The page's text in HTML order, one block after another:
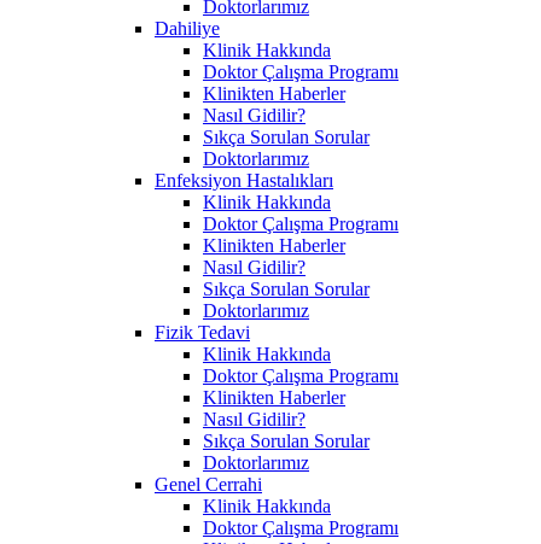
Doktorlarımız
Dahiliye
Klinik Hakkında
Doktor Çalışma Programı
Klinikten Haberler
Nasıl Gidilir?
Sıkça Sorulan Sorular
Doktorlarımız
Enfeksiyon Hastalıkları
Klinik Hakkında
Doktor Çalışma Programı
Klinikten Haberler
Nasıl Gidilir?
Sıkça Sorulan Sorular
Doktorlarımız
Fizik Tedavi
Klinik Hakkında
Doktor Çalışma Programı
Klinikten Haberler
Nasıl Gidilir?
Sıkça Sorulan Sorular
Doktorlarımız
Genel Cerrahi
Klinik Hakkında
Doktor Çalışma Programı